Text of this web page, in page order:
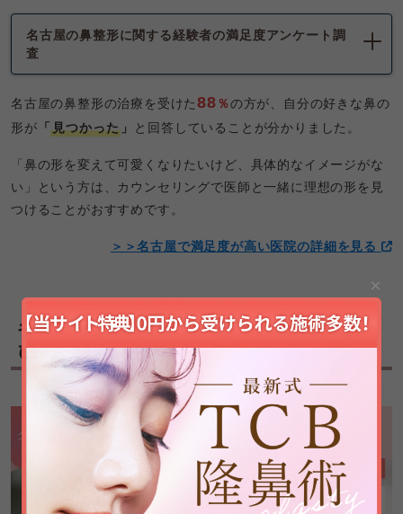
名古屋の鼻整形に関する経験者の満足度アンケート調
査
名古屋の鼻整形の治療を受けた88 ％の方が、自分の好きな鼻の
形が 「見つかった 」 と回答していることが分かりました。
「鼻の形を変えて可愛くなりたいけど、具体的なイメージがな
い」という方は、カウンセリングで医師と一緒に理想の形を見
つけることがおすすめです。
＞＞名古屋で満足度が高い医院の詳細を見る
名古屋の鼻整形クリニックのおすすめの選
び方② 鼻整形の保証が充実しているか確認